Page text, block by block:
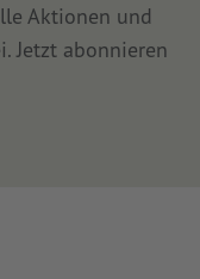
Aktionen und
Jetzt abonnieren